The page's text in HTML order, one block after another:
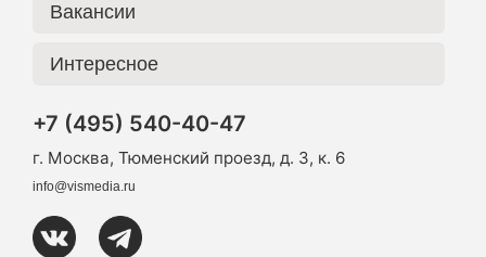
Вакансии
Интересное
+7 (495) 540-40-47
г. Москва, Тюменский проезд, д. 3, к. 6
info@vismedia.ru